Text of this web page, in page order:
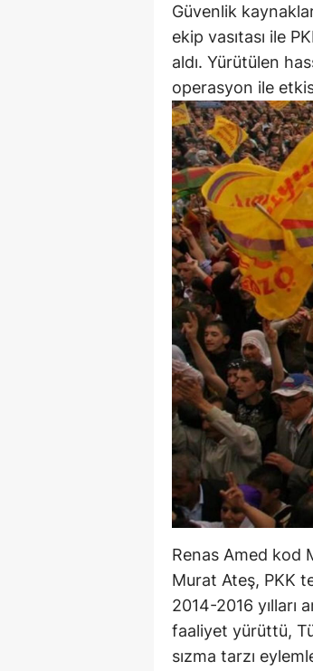
Güvenlik
ekip vasıtası ile
aldı. Yürütülen
operasyon ile
Renas Amed kod
Murat Ateş, PKK
2014-2016 yılları
faaliyet yürüttü,
sızma tarzı